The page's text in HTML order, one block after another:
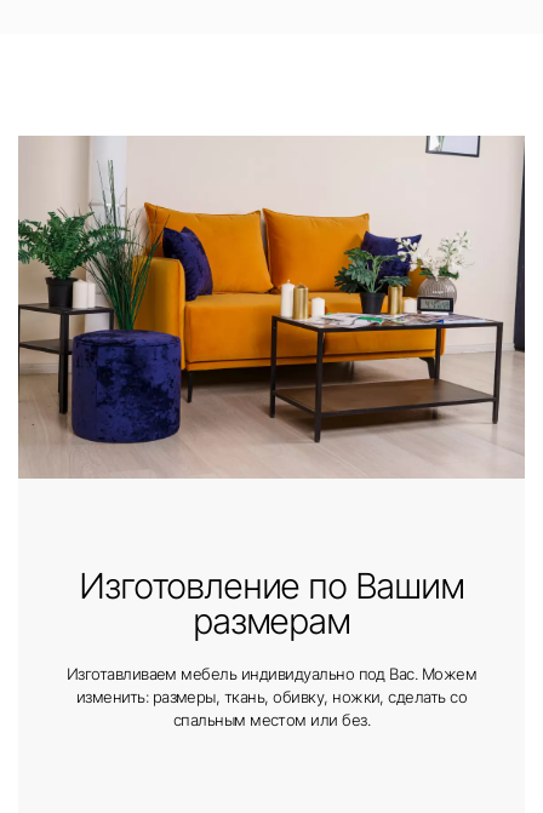
Изготовление по Вашим
размерам
Изготавливаем мебель индивидуально под Вас. Можем
изменить: размеры, ткань, обивку, ножки, сделать со
спальным местом или без.